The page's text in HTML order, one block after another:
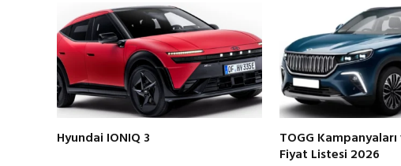
Hyundai IONIQ 3
TOGG
Fiyat Listesi 2026